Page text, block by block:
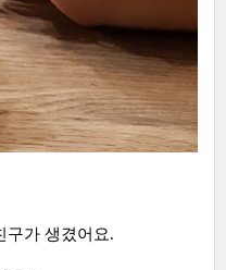
구가 생겼어요.